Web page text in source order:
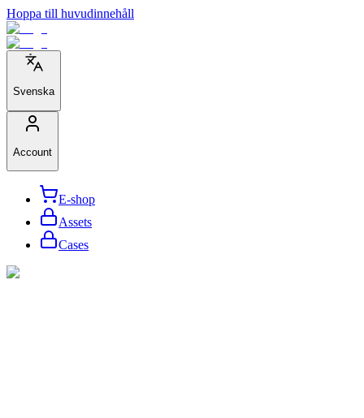
Hoppa till huvudinnehåll
Svenska
Account
E-shop
Assets
Cases